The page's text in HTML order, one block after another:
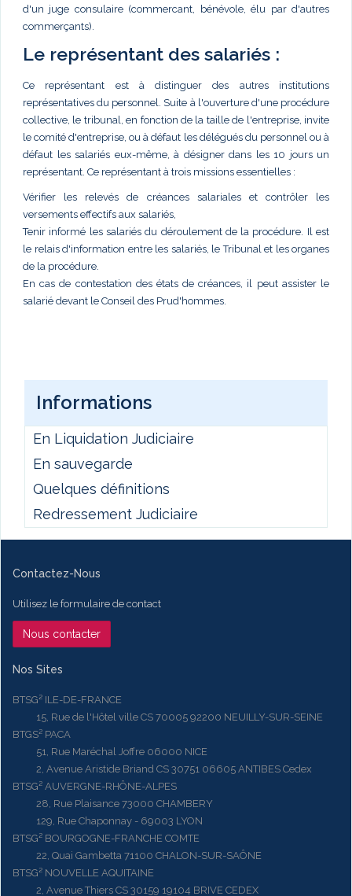
d'un juge consulaire (commercant, bénévole, élu par d'autres
commerçants).
Le représentant des salariés :
Ce représentant est à distinguer des autres institutions
représentatives du personnel. Suite à l'ouverture d'une procédure
collective, le tribunal, en fonction de la taille de l'entreprise, invite
le comité d'entreprise, ou à défaut les délégués du personnel ou à
défaut les salariés eux-même, à désigner dans les 10 jours un
représentant. Ce représentant à trois missions essentielles :
Vérifier les relevés de créances salariales et contrôler les
versements effectifs aux salariés,
Tenir informé les salariés du déroulement de la procédure. Il est
le relais d'information entre les salariés, le Tribunal et les organes
de la procédure.
En cas de contestation des états de créances, il peut assister le
salarié devant le Conseil des Prud'hommes.
Informations
En Liquidation Judiciaire
En sauvegarde
Quelques définitions
Redressement Judiciaire
Contactez-Nous
Utilisez le formulaire de contact
Nous contacter
Nos Sites
BTSG² ILE-DE-FRANCE
15, Rue de l'Hôtel ville CS 70005 92200 NEUILLY-SUR-SEINE
BTGS² PACA
51, Rue Maréchal Joffre 06000 NICE
2, Avenue Aristide Briand CS 30751 06605 ANTIBES Cedex
BTSG² AUVERGNE-RHÔNE-ALPES
28, Rue Plaisance 73000 CHAMBERY
129, Rue Chaponnay - 69003 LYON
BTSG² BOURGOGNE-FRANCHE COMTE
22, Quai Gambetta 71100 CHALON-SUR-SAÔNE
BTSG² NOUVELLE AQUITAINE
2, Avenue Thiers CS 30159 19104 BRIVE CEDEX